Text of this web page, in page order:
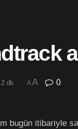
dk AA 0
bugün itibariyle